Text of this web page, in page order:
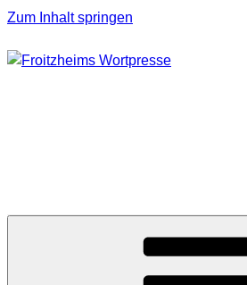
Zum Inhalt springen